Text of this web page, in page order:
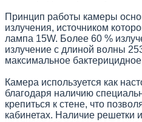
Принцип работы камеры
излучения, источником
лампа 15W. Более 60 %
излучение с длиной волны
максимальное
Камера используется как
благодаря наличию
крепиться к стене, что
кабинетах. Наличие решетки